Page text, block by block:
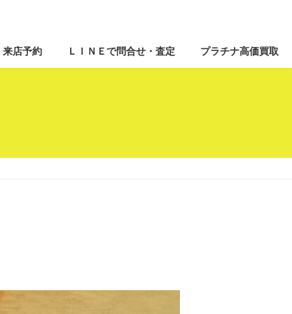
来店予約 ＬＩＮＥで問合せ・査定 プラチナ高価買取